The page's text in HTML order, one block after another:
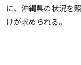
に、沖縄県の状況を
けが求められる。